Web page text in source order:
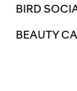
BIRD
BEAUTY